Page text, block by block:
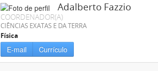
Adalberto Fazzio
COORDENADOR(A)
CIÊNCIAS EXATAS E DA TERRA
Física
E-mail Currículo